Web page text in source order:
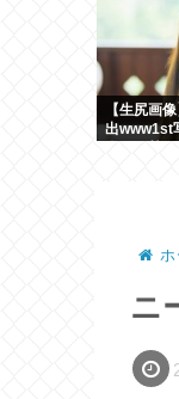
【生尻画
出www1st
ホ
ニ